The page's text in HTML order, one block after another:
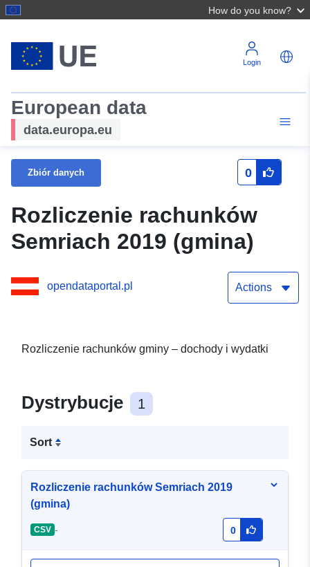
How do you know?
Login
European data
data.europa.eu
Zbiór danych 0
Rozliczenie rachunków
Semriach 2019 (gmina)
opendataportal.pl Actions
Rozliczenie rachunków gminy – dochody i wydatki
Dystrybucje 1
Sort
Rozliczenie rachunków Semriach 2019
(gmina)
CSV - 0